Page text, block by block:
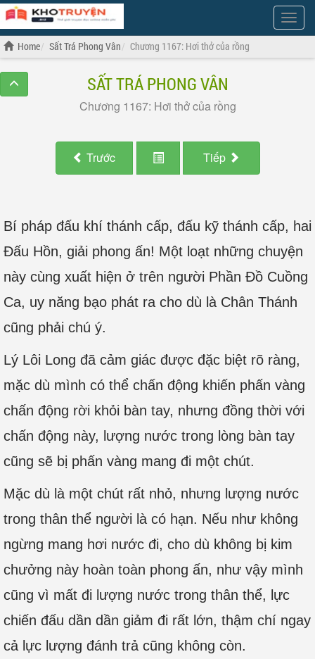
Show
Menu
Home Sất Trá Phong Vân Chương 1167: Hơi thở của rồng
SẤT TRÁ PHONG VÂN
Chương 1167: Hơi thở của rồng
Trước Tiếp
Bí pháp đấu khí thánh cấp, đấu kỹ thánh cấp, hai
Đấu Hồn, giải phong ấn! Một loạt những chuyện
này cùng xuất hiện ở trên người Phần Đồ Cuồng
Ca, uy năng bạo phát ra cho dù là Chân Thánh
cũng phải chú ý.
Lý Lôi Long đã cảm giác được đặc biệt rõ ràng,
mặc dù mình có thể chấn động khiến phấn vàng
chấn động rời khỏi bàn tay, nhưng đồng thời với
chấn động này, lượng nước trong lòng bàn tay
cũng sẽ bị phấn vàng mang đi một chút.
Mặc dù là một chút rất nhỏ, nhưng lượng nước
trong thân thể người là có hạn. Nếu như không
ngừng mang hơi nước đi, cho dù không bị kim
chưởng này hoàn toàn phong ấn, như vậy mình
cũng vì mất đi lượng nước trong thân thể, lực
chiến đấu dần dần giảm đi rất lớn, thậm chí ngay
cả lực lượng đánh trả cũng không còn.